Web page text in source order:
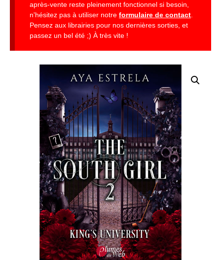
après-vente reste pleinement fonctionnel si besoin,
n'hésitez pas à utiliser notre formulaire de contact
Pensez aux librairies pour nos dernières sorties, et
passez un bel été ;) À très vite !